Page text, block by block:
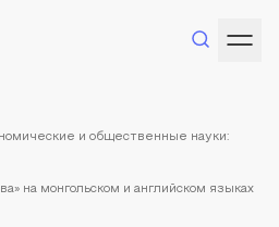
и общественные науки:
на монгольском и английском языках